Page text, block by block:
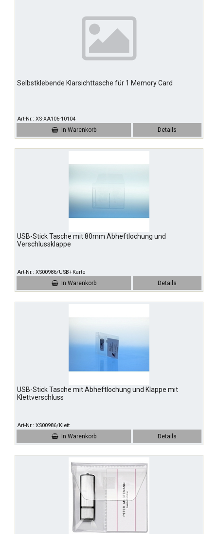
Selbstklebende Klarsichttasche für 1 Memory Card
Art-Nr. XS-XA106-10104
In Warenkorb Details
USB-Stick Tasche mit 80mm Abheftlochung und
Verschlussklappe
Art-Nr. XS00986/USB+Karte
In Warenkorb Details
USB-Stick Tasche mit Abheftlochung und Klappe mit
Klettverschluss
Art-Nr. XS00986/Klett
In Warenkorb Details